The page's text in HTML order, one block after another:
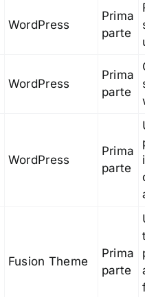
WordPress
Prima
parte
WordPress
Prima
parte
WordPress
Prima
parte
Fusion Theme
Prima
parte